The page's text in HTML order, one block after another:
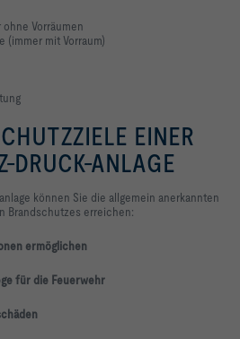
Vorräumen
(immer mit Vorraum)
EINER
DRUCK-ANLAGE
können Sie die allgemein anerkannten
Brandschutzes erreichen:
ermöglichen
für die Feuerwehr